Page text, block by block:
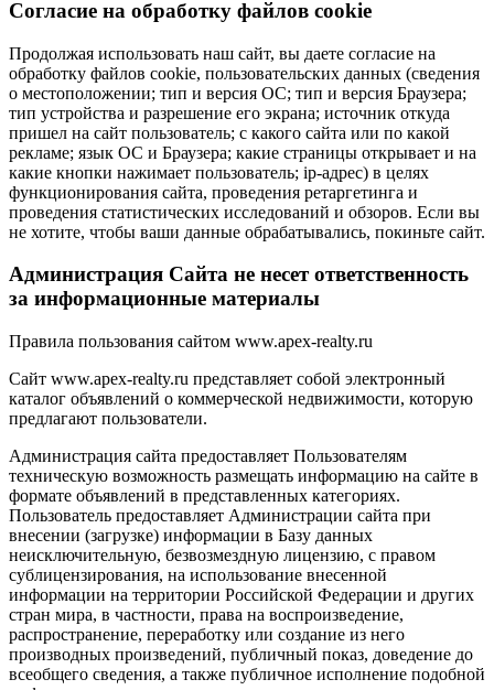
Cогласие на обработку файлов cookie
Продолжая использовать наш сайт, вы даете согласие на
обработку файлов cookie, пользовательских данных (сведения
о местоположении; тип и версия ОС; тип и версия Браузера;
тип устройства и разрешение его экрана; источник откуда
пришел на сайт пользователь; с какого сайта или по какой
рекламе; язык ОС и Браузера; какие страницы открывает и на
какие кнопки нажимает пользователь; ip-адрес) в целях
функционирования сайта, проведения ретаргетинга и
проведения статистических исследований и обзоров. Если вы
не хотите, чтобы ваши данные обрабатывались, покиньте сайт.
Администрация Сайта не несет ответственность
за информационные материалы
Правила пользования сайтом www.apex-realty.ru
Сайт www.apex-realty.ru представляет собой электронный
каталог объявлений о коммерческой недвижимости, которую
предлагают пользователи.
Администрация сайта предоставляет Пользователям
техническую возможность размещать информацию на сайте в
формате объявлений в представленных категориях.
Пользователь предоставляет Администрации сайта при
внесении (загрузке) информации в Базу данных
неисключительную, безвозмездную лицензию, с правом
сублицензирования, на использование внесенной
информации на территории Российской Федерации и других
стран мира, в частности, права на воспроизведение,
распространение, переработку или создание из него
производных произведений, публичный показ, доведение до
всеобщего сведения, а также публичное исполнение подобной